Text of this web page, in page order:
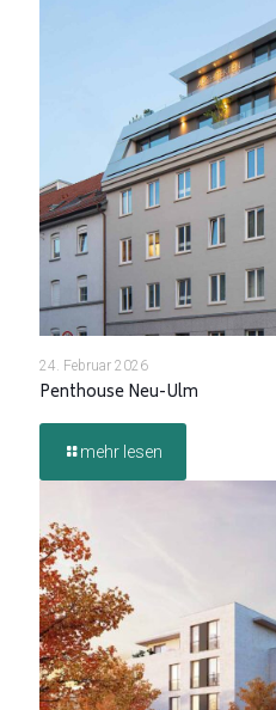
24. Februar 2026
Penthouse Neu-Ulm
mehr lesen